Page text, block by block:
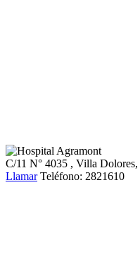
C/11 N° 4035 , Villa Dolores,
Llamar Teléfono: 2821610